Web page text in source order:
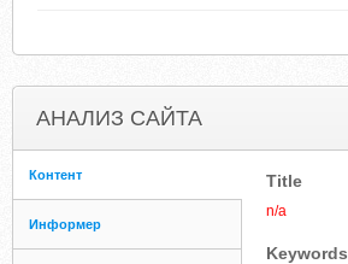
АНАЛИЗ САЙТА
Контент
Информер
Title
n/a
Keywords